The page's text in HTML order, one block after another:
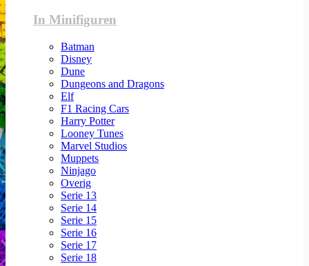
In Minifiguren
Batman
Disney
Dune
Dungeons and Dragons
Elf
F1 Racing Cars
Harry Potter
Looney Tunes
Marvel Studios
Muppets
Ninjago
Overig
Serie 13
Serie 14
Serie 15
Serie 16
Serie 17
Serie 18